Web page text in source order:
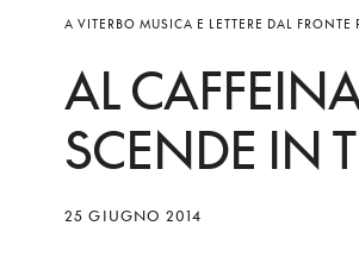
A VITERBO MUSICA E LETTERE DAL
AL
SCENDE IN
25 GIUGNO 2014